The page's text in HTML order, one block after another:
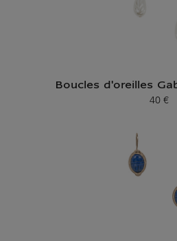
Boucles d'oreilles
Prix ​​actuel
40 €